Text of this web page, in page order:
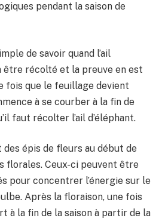
pendant la saison de
de savoir quand l’ail
être récolté et la preuve en est
fois que le feuillage devient
à se courber à la fin de
faut récolter l’ail d’éléphant.
des épis de fleurs au début de
florales. Ceux-ci peuvent être
pour concentrer l’énergie sur le
Après la floraison, une fois
à la fin de la saison à partir de la